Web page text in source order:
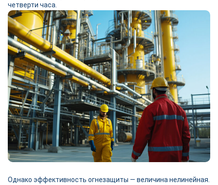
четверти часа.
Однако эффективность огнезащиты — величина нелинейная.